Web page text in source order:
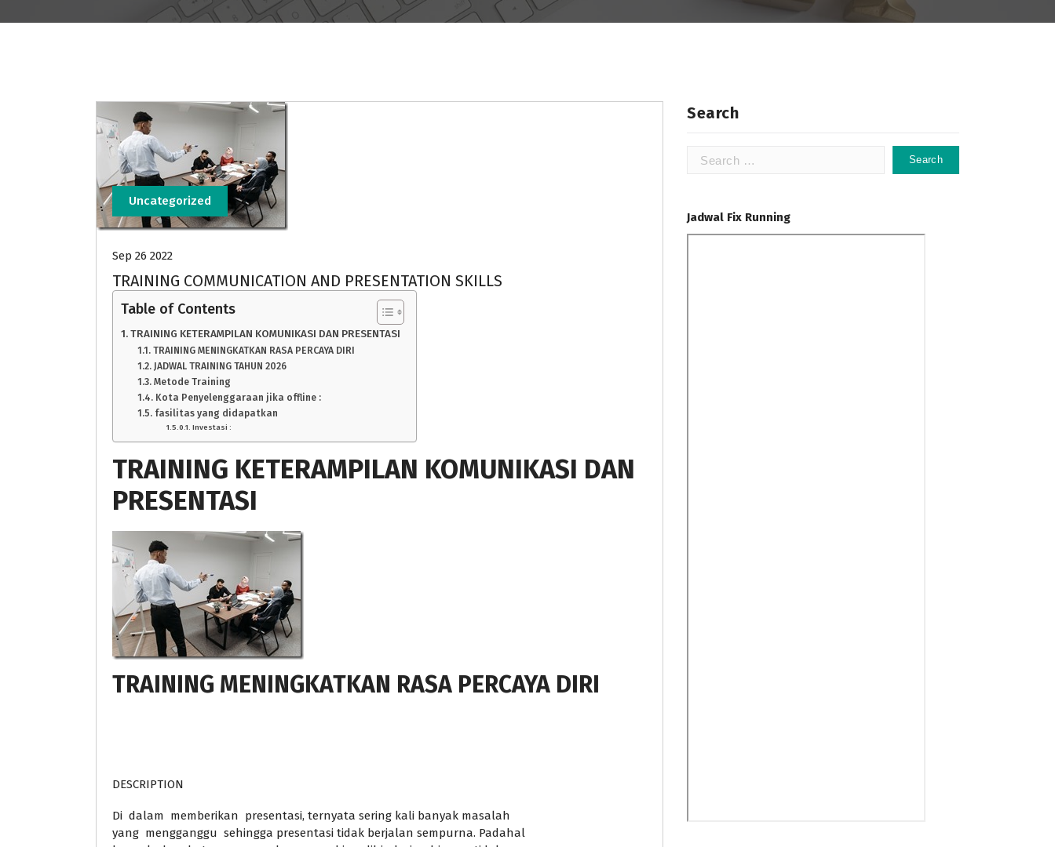
Uncategorized
Sep 26 2022
TRAINING COMMUNICATION AND PRESENTATION SKILLS
Table of Contents
TRAINING KETERAMPILAN KOMUNIKASI DAN PRESENTASI
TRAINING MENINGKATKAN RASA PERCAYA DIRI
JADWAL TRAINING TAHUN 2026
Metode Training
Kota Penyelenggaraan jika offline :
fasilitas yang didapatkan
Investasi :
TRAINING KETERAMPILAN KOMUNIKASI DAN
PRESENTASI
TRAINING MENINGKATKAN RASA PERCAYA DIRI
DESCRIPTION
Di dalam memberikan presentasi, ternyata sering kali banyak masalah
yang mengganggu sehingga presentasi tidak berjalan sempurna. Padahal
Search
Search
Jadwal Fix Running